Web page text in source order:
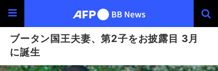
ブータン国王夫妻、第2子をお披露目 3月
に誕生